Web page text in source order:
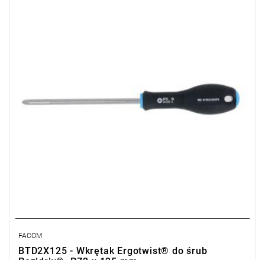
FACOM
BTD2X125 - Wkrętak Ergotwist® do śrub